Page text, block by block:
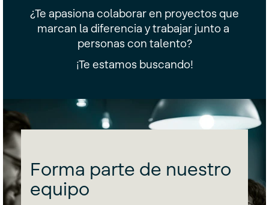
¿Te apasiona colaborar en proyectos que
marcan la diferencia y trabajar junto a
personas con talento?
¡Te estamos buscando!
Forma parte de nuestro
equipo